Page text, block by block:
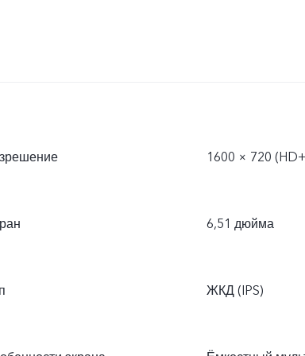
1600 × 720
6,51 дюйма
ЖКД (IPS)